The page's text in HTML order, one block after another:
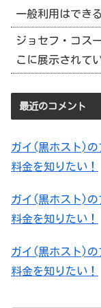
一般利用はでき
ジョセフ・コス
こに展示されて
最近のコメント
ガイ(黒ホスト)の
料金を知りたい！
ガイ(黒ホスト)の
料金を知りたい！
ガイ(黒ホスト)の
料金を知りたい！